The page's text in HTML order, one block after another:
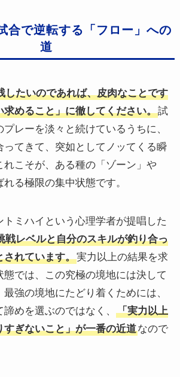
合で逆転する「フロー」への
道
したいのであれば、皮肉なことです
求めること」に徹してください。試
レーを淡々と続けているうちに、
ってきて、突如としてノッてくる瞬
れこそが、ある種の「ゾーン」や
れる極限の集中状態です。
トミハイという心理学者が提唱した
戦レベルと自分のスキルが釣り合っ
されています。実力以上の結果を求
態では、この究極の境地には決して
強の境地にたどり着くためには、
めを選ぶのではなく、
「実力以上
すぎないこと」が一番の近道なので